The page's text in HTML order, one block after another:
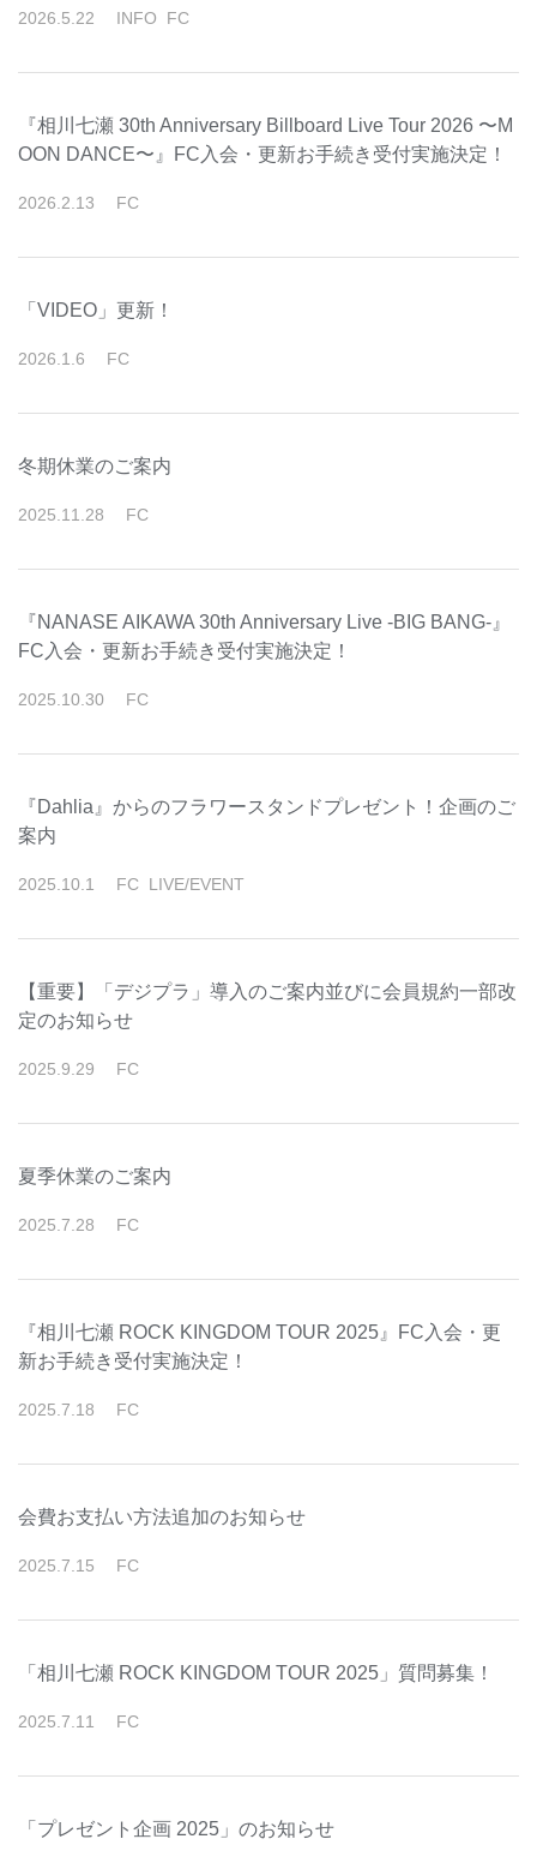
2026 5 22 INFO FC
『相川七瀬 30th Anniversary Billboard Live Tour 2026 〜M
OON DANCE〜』FC入会・更新お手続き受付実施決定！
2026 2 13 FC
「VIDEO」更新！
2026 1 6 FC
冬期休業のご案内
2025 11 28 FC
『NANASE AIKAWA 30th Anniversary Live -BIG BANG-』
FC入会・更新お手続き受付実施決定！
2025 10 30 FC
『Dahlia』からのフラワースタンドプレゼント！企画のご
案内
2025 10 1 FC LIVE/EVENT
【重要】「デジプラ」導入のご案内並びに会員規約一部改
定のお知らせ
2025 9 29 FC
夏季休業のご案内
2025 7 28 FC
『相川七瀬 ROCK KINGDOM TOUR 2025』FC入会・更
新お手続き受付実施決定！
2025 7 18 FC
会費お支払い方法追加のお知らせ
2025 7 15 FC
「相川七瀬 ROCK KINGDOM TOUR 2025」質問募集！
2025 7 11 FC
「プレゼント企画 2025」のお知らせ